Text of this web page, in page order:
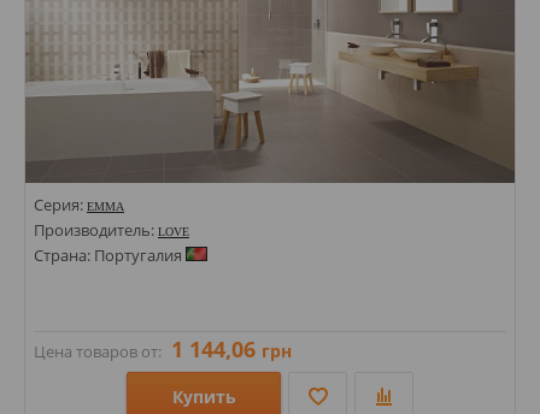
Серия: EMMA
Производитель: LOVE
Страна: Португалия
Цена товаров от: 1 144,06 грн
Купить